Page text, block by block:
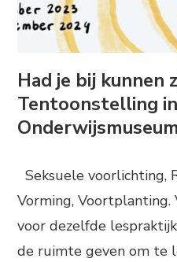
Had je bij kunnen
Tentoonstelling
Onderwijsmuseum
Seksuele voorlichting,
Vorming,
voor dezelfde
de ruimte geven om te